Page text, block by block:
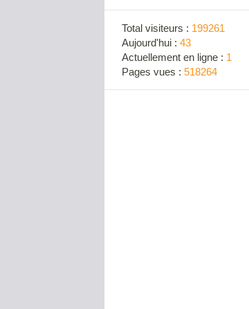
Total visiteurs : 199261
Aujourd'hui : 43
Actuellement en ligne : 1
Pages vues : 518264